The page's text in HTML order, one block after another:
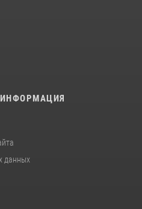
ИНФОРМАЦИЯ
данных